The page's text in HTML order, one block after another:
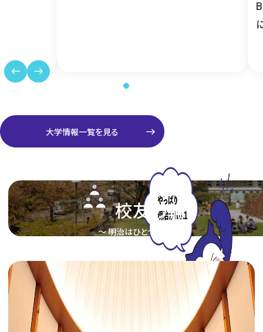
に｜
west east
大学情報一覧を見る east
校友の輪
〜 明治はひとつ 〜